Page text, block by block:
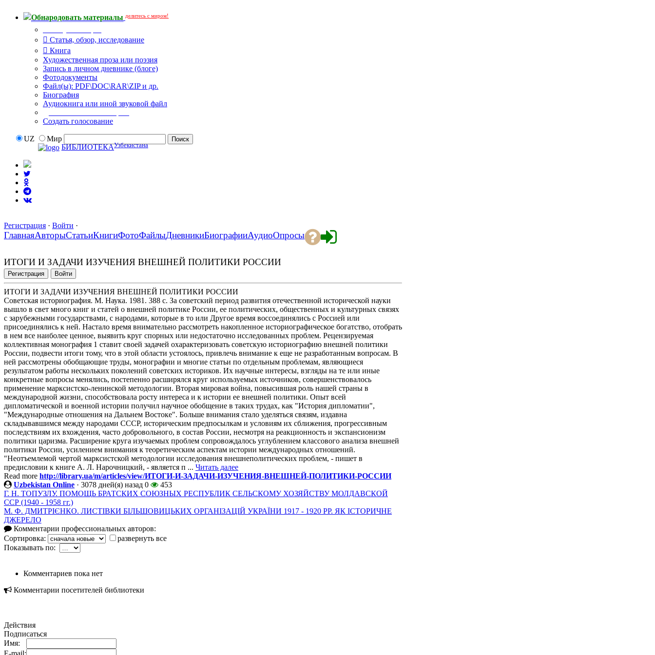
Обнародовать материалы делитесь с миром!
Статья, обзор, исследование
Книга
Художественная проза или поэзия
Запись в личном дневнике (блоге)
Фотодокументы
Файл(ы): PDF\DOC\RAR\ZIP и др.
Биография
Аудиокнига или иной звуковой файл
Создать голосование
UZ
Мир
БИБЛИОТЕКАУзбекистана
Регистрация · Войти ·
ГлавнаяАвторыСтатьиКнигиФотоФайлыДневникиБиографииАудиоОпросы
ИТОГИ И ЗАДАЧИ ИЗУЧЕНИЯ ВНЕШНЕЙ ПОЛИТИКИ РОССИИ
Регистрация Войти
ИТОГИ И ЗАДАЧИ ИЗУЧЕНИЯ ВНЕШНЕЙ ПОЛИТИКИ РОССИИ
Советская историография. М. Наука. 1981. 388 с. За советский период развития отечественной исторической науки
вышло в свет много книг и статей о внешней политике России, ее политических, общественных и культурных связях
с зарубежными государствами, с народами, которые в то или Другое время воссоединялись с Россией или
присоединялись к ней. Настало время внимательно рассмотреть накопленное историографическое богатство, отобрать
в нем все наиболее ценное, выявить круг спорных или недостаточно исследованных проблем. Рецензируемая
коллективная монография 1 ставит своей задачей охарактеризовать советскую историографию внешней политики
России, подвести итоги тому, что в этой области устоялось, привлечь внимание к еще не разработанным вопросам. В
ней рассмотрены обобщающие труды, монографии и многие статьи по отдельным проблемам, являющиеся
результатом работы нескольких поколений советских историков. Их научные интересы, взгляды на те или иные
конкретные вопросы менялись, постепенно расширялся круг используемых источников, совершенствовалось
применение марксистско-ленинской методологии. Вторая мировая война, повысившая роль нашей страны в
международной жизни, способствовала росту интереса и к истории ее внешней политики. Опыт всей
дипломатической и военной истории получил научное обобщение в таких трудах, как "История дипломатии",
"Международные отношения на Дальнем Востоке". Больше внимания стало уделяться связям, издавна
складывавшимся между народами СССР, историческим предпосылкам и условиям их сближения, прогрессивным
последствиям их вхождения, часто добровольного, в состав России, несмотря на реакционность и экспансионизм
политики царизма. Расширение круга изучаемых проблем сопровождалось углублением классового анализа внешней
политики России, усилением внимания к теоретическим аспектам истории международных отношений.
"Неотъемлемой чертой марксистской методологии исследования внешнеполитических проблем, - пишет в
предисловии к книге А. Л. Нарочницкий, - является п ... Читать далее
Read more http://library.ua/m/articles/view/ИТОГИ-И-ЗАДАЧИ-ИЗУЧЕНИЯ-ВНЕШНЕЙ-ПОЛИТИКИ-РОССИИ
Uzbekistan Online · 3078 дней(я) назад 0
453
Г. Н. ТОПУЗЛУ. ПОМОЩЬ БРАТСКИХ СОЮЗНЫХ РЕСПУБЛИК СЕЛЬСКОМУ ХОЗЯЙСТВУ МОЛДАВСКОЙ
ССР (1940 - 1958 гг.)
М. Ф. ДМИТРІЄНКО. ЛИСТІВКИ БІЛЬШОВИЦЬКИХ ОРГАНІЗАЦІЙ УКРАЇНИ 1917 - 1920 РР. ЯК ІСТОРИЧНЕ
ДЖЕРЕЛО
Комментарии профессиональных авторов:
Сортировка:
развернуть все
Показывать по:
Комментариев пока нет
Комментарии посетителей библиотеки
Действия
Подписаться
Имя:
E-mail: